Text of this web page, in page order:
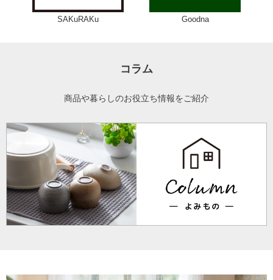
SAKuRAKu Goodna
コラム
商品や暮らしのお役立ち情報をご紹介